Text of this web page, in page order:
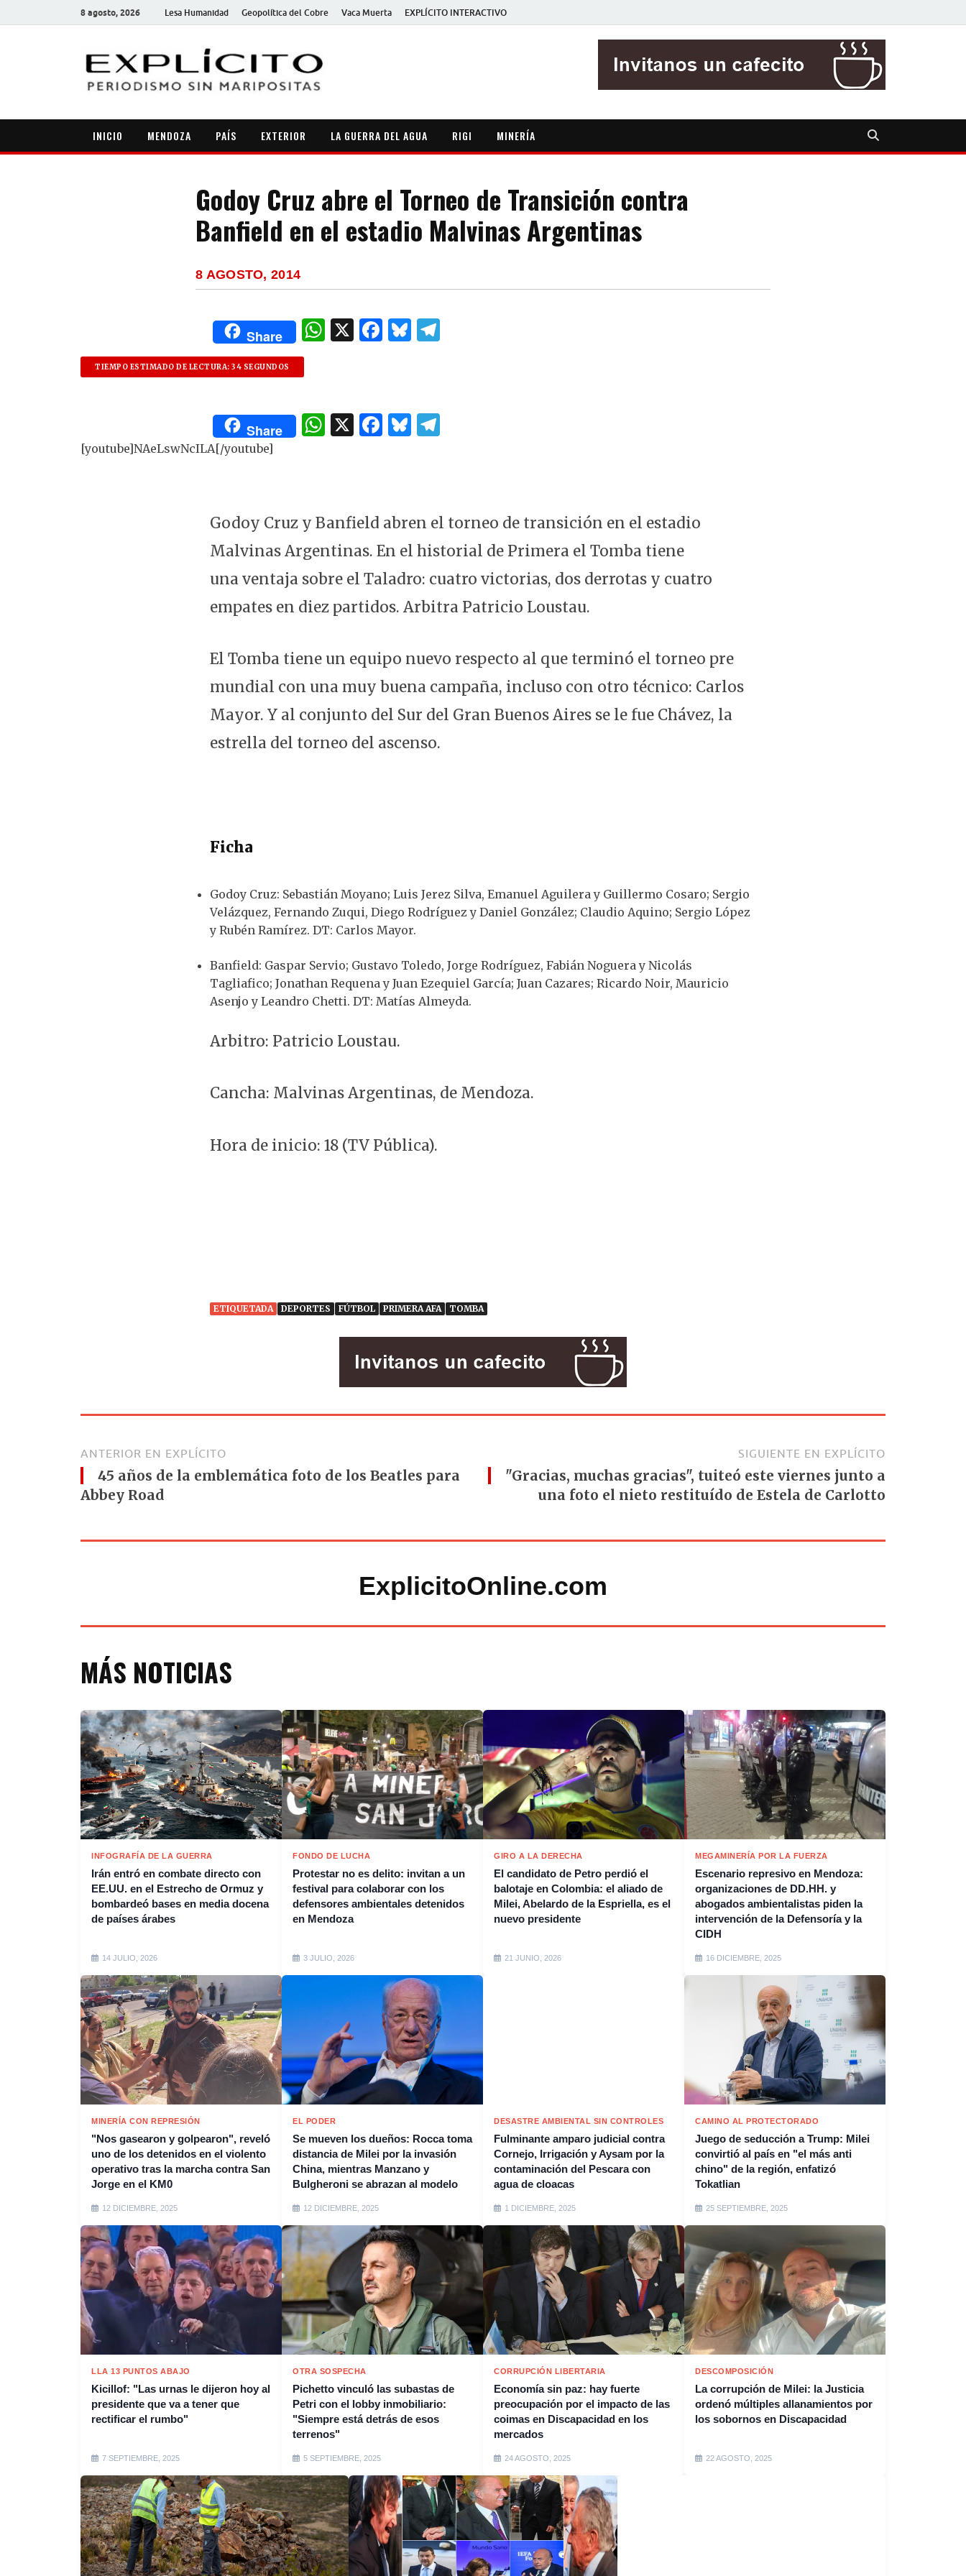
8 agosto, 2026 Lesa Humanidad Geopolítica del Cobre Vaca Muerta EXPLÍCITO INTERACTIVO
INICIO MENDOZA PAÍS EXTERIOR LA GUERRA DEL AGUA RIGI MINERÍA
Godoy Cruz abre el Torneo de Transición contra
Banfield en el estadio Malvinas Argentinas
8 AGOSTO, 2014
Share
W
A
p
X F
b
o
B
y
TIEMPO ESTIMADO DE LECTURA: 34 SEGUNDOS
Share
W
A
p
p
X F
b
o
o
k
B
y ra
m
[youtube]NAeLswNcILA[/youtube]
Godoy Cruz y Banfield abren el torneo de transición en el estadio
Malvinas Argentinas. En el historial de Primera el Tomba tiene
una ventaja sobre el Taladro: cuatro victorias, dos derrotas y cuatro
empates en diez partidos. Arbitra Patricio Loustau.
El Tomba tiene un equipo nuevo respecto al que terminó el torneo pre
mundial con una muy buena campaña, incluso con otro técnico: Carlos
Mayor. Y al conjunto del Sur del Gran Buenos Aires se le fue Chávez, la
estrella del torneo del ascenso.
Ficha
Godoy Cruz: Sebastián Moyano; Luis Jerez Silva, Emanuel Aguilera y Guillermo Cosaro; Sergio
Velázquez, Fernando Zuqui, Diego Rodríguez y Daniel González; Claudio Aquino; Sergio López
y Rubén Ramírez. DT: Carlos Mayor.
Banfield: Gaspar Servio; Gustavo Toledo, Jorge Rodríguez, Fabián Noguera y Nicolás
Tagliafico; Jonathan Requena y Juan Ezequiel García; Juan Cazares; Ricardo Noir, Mauricio
Asenjo y Leandro Chetti. DT: Matías Almeyda.
Arbitro: Patricio Loustau.
Cancha: Malvinas Argentinas, de Mendoza.
Hora de inicio: 18 (TV Pública).
ETIQUETADA DEPORTES FÚTBOL PRIMERA AFA TOMBA
ANTERIOR EN EXPLÍCITO
45 años de la emblemática foto de los Beatles para
Abbey Road
SIGUIENTE EN EXPLÍCITO
"Gracias, muchas gracias", tuiteó este viernes junto a
una foto el nieto restituído de Estela de Carlotto
ExplicitoOnline.com
MÁS NOTICIAS
INFOGRAFÍA DE LA GUERRA
Irán entró en combate directo con
EE.UU. en el Estrecho de Ormuz y
bombardeó bases en media docena
de países árabes
14 JULIO, 2026
FONDO DE LUCHA
Protestar no es delito: invitan a un
festival para colaborar con los
defensores ambientales detenidos
en Mendoza
3 JULIO, 2026
GIRO A LA DERECHA
El candidato de Petro perdió el
balotaje en Colombia: el aliado de
Milei, Abelardo de la Espriella, es el
nuevo presidente
21 JUNIO, 2026
MEGAMINERÍA POR LA FUERZA
Escenario represivo en Mendoza:
organizaciones de DD.HH. y
abogados ambientalistas piden la
intervención de la Defensoría y la
CIDH
16 DICIEMBRE, 2025
MINERÍA CON REPRESIÓN
"Nos gasearon y golpearon", reveló
uno de los detenidos en el violento
operativo tras la marcha contra San
Jorge en el KM0
12 DICIEMBRE, 2025
EL PODER
Se mueven los dueños: Rocca toma
distancia de Milei por la invasión
China, mientras Manzano y
Bulgheroni se abrazan al modelo
12 DICIEMBRE, 2025
DESASTRE AMBIENTAL SIN CONTROLES
Fulminante amparo judicial contra
Cornejo, Irrigación y Aysam por la
contaminación del Pescara con
agua de cloacas
1 DICIEMBRE, 2025
CAMINO AL PROTECTORADO
Juego de seducción a Trump: Milei
convirtió al país en "el más anti
chino" de la región, enfatizó
Tokatlian
25 SEPTIEMBRE, 2025
LLA 13 PUNTOS ABAJO
Kicillof: "Las urnas le dijeron hoy al
presidente que va a tener que
rectificar el rumbo"
7 SEPTIEMBRE, 2025
OTRA SOSPECHA
Pichetto vinculó las subastas de
Petri con el lobby inmobiliario:
"Siempre está detrás de esos
terrenos"
5 SEPTIEMBRE, 2025
CORRUPCIÓN LIBERTARIA
Economía sin paz: hay fuerte
preocupación por el impacto de las
coimas en Discapacidad en los
mercados
24 AGOSTO, 2025
DESCOMPOSICIÓN
La corrupción de Milei: la Justicia
ordenó múltiples allanamientos por
los sobornos en Discapacidad
22 AGOSTO, 2025